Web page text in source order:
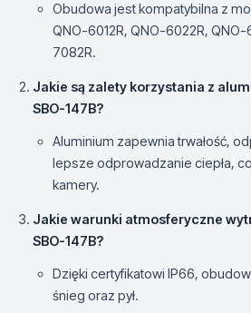
Obudowa jest kompatybilna z
QNO-6012R, QNO-6022R,
7082R.
Jakie są zalety korzystania z
SBO-147B?
Aluminium zapewnia trwałość,
lepsze odprowadzanie ciepła,
kamery.
Jakie warunki atmosferyczne
SBO-147B?
Dzięki certyfikatowi IP66,
śnieg oraz pył.